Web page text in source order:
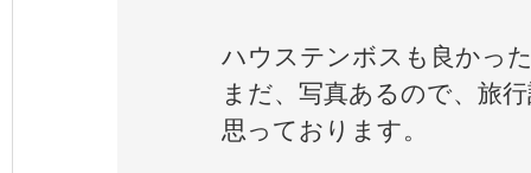
ハウステンボスも良かっ
まだ、写真あるので、旅
思っております。